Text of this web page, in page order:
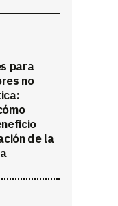
para
no
de la